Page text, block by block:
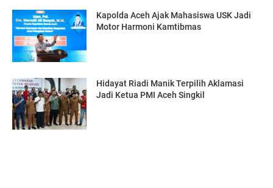
Kapolda Aceh Ajak Mahasiswa USK Jadi
Motor Harmoni Kamtibmas
Hidayat Riadi Manik Terpilih Aklamasi
Jadi Ketua PMI Aceh Singkil